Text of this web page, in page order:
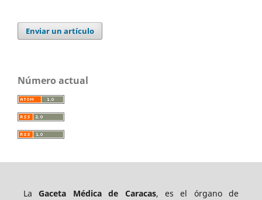
Enviar un artículo
Número actual
LaGaceta Médica de Caracas, es el órgano de